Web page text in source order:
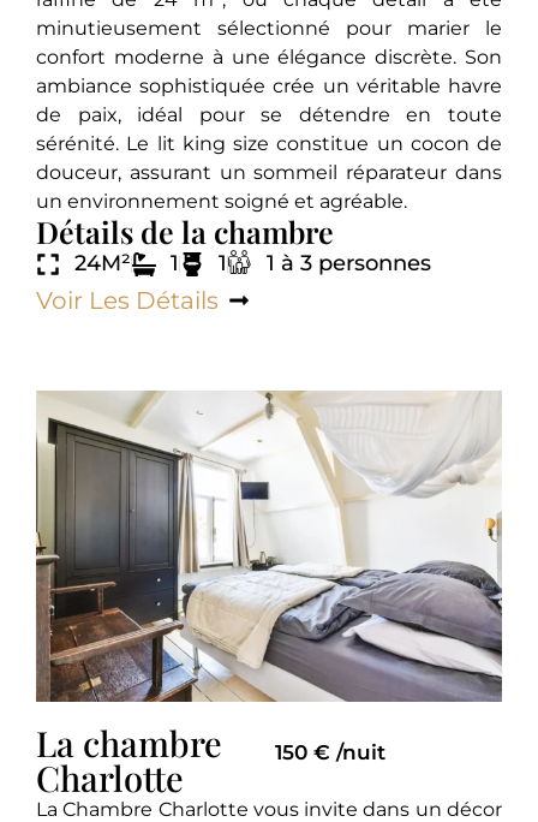
minutieusement sélectionné pour marier le
confort moderne à une élégance discrète. Son
ambiance sophistiquée crée un véritable havre
de paix, idéal pour se détendre en toute
sérénité. Le lit king size constitue un cocon de
douceur, assurant un sommeil réparateur dans
un environnement soigné et agréable.
Détails de la chambre
24M² 1 1 1 à 3 personnes
Voir Les Détails
La chambre
Charlotte
150 € /nuit
La Chambre Charlotte vous invite dans un décor